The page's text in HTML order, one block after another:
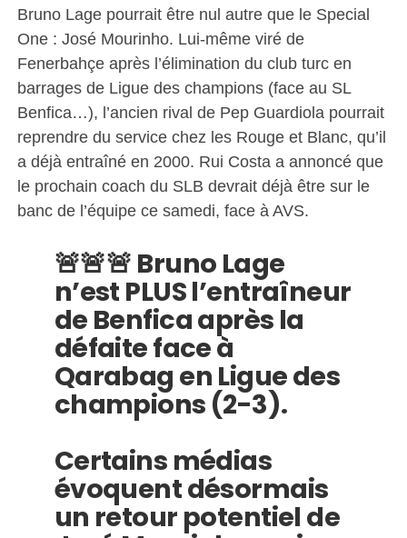
Bruno Lage pourrait être nul autre que le Special
One : José Mourinho. Lui-même viré de
Fenerbahçe après l’élimination du club turc en
barrages de Ligue des champions (face au SL
Benfica…), l’ancien rival de Pep Guardiola pourrait
reprendre du service chez les Rouge et Blanc, qu’il
a déjà entraîné en 2000. Rui Costa a annoncé que
le prochain coach du SLB devrait déjà être sur le
banc de l’équipe ce samedi, face à AVS.
🚨🚨🚨 Bruno Lage
n’est PLUS l’entraîneur
de Benfica après la
défaite face à
Qarabag en Ligue des
champions (2-3).
Certains médias
évoquent désormais
un retour potentiel de